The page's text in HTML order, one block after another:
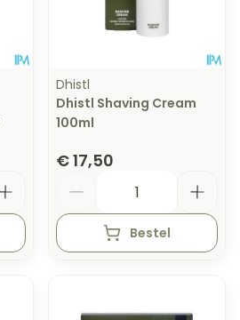
Dhistl
Dhistl Shaving Cream
100ml
€ 17,50
Bestel